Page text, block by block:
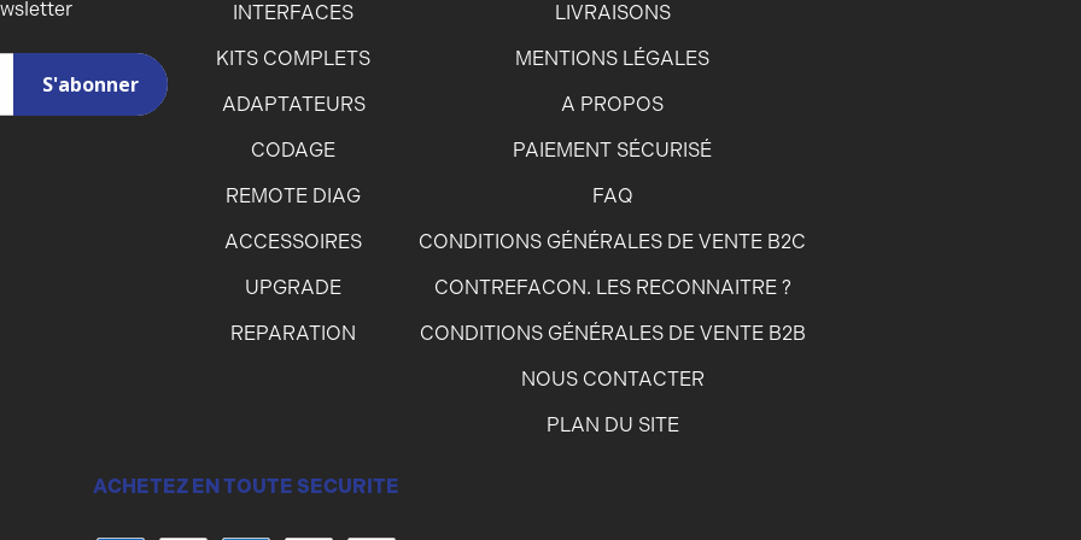
INTERFACES
KITS COMPLETS
ADAPTATEURS
CODAGE
REMOTE DIAG
ACCESSOIRES
UPGRADE
REPARATION
LIVRAISONS
MENTIONS LÉGALES
A PROPOS
PAIEMENT SÉCURISÉ
FAQ
CONDITIONS GÉNÉRALES DE VENTE B2C
CONTREFACON. LES RECONNAITRE ?
CONDITIONS GÉNÉRALES DE VENTE B2B
NOUS CONTACTER
PLAN DU SITE
ACHETEZ EN TOUTE SECURITE